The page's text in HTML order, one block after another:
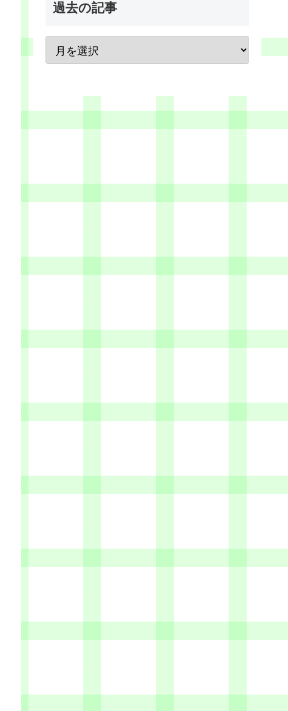
過去の記事